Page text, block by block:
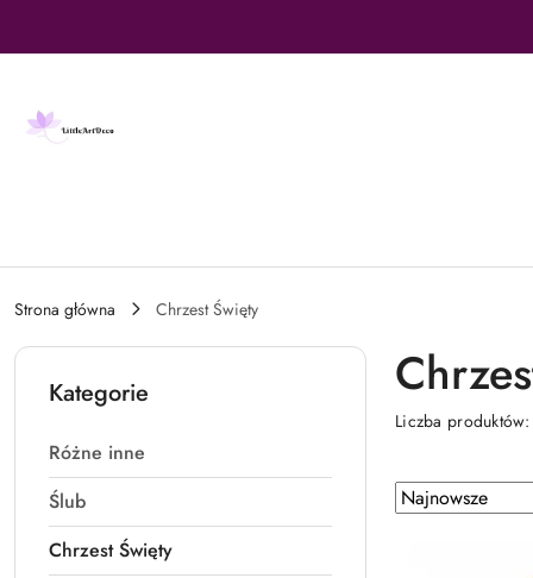
Strona główna Chrzest Święty
Kategorie
Różne inne
Ślub
Chrzest Święty
Liczba
Zastosowano
sortowanie:
Sortuj
według